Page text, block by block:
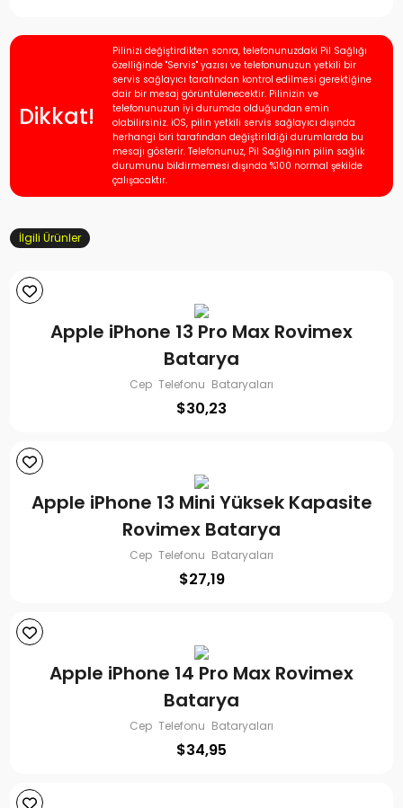
Dikkat!
Pilinizi değiştirdikten sonra, telefonunuzdaki Pil Sağlığı
özelliğinde "Servis" yazısı ve telefonunuzun yetkili bir
servis sağlayıcı tarafından kontrol edilmesi gerektiğine
dair bir mesaj görüntülenecektir. Pilinizin ve
telefonunuzun iyi durumda olduğundan emin
olabilirsiniz. iOS, pilin yetkili servis sağlayıcı dışında
herhangi biri tarafından değiştirildiği durumlarda bu
mesajı gösterir. Telefonunuz, Pil Sağlığının pilin sağlık
durumunu bildirmemesi dışında %100 normal şekilde
çalışacaktır.
İlgili Ürünler
Apple iPhone 13 Pro Max Rovimex
Batarya
Cep Telefonu Bataryaları
$30,23
Apple iPhone 13 Mini Yüksek Kapasite
Rovimex Batarya
Cep Telefonu Bataryaları
$27,19
Apple iPhone 14 Pro Max Rovimex
Batarya
Cep Telefonu Bataryaları
$34,95